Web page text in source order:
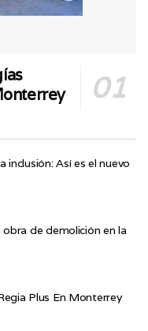
inclusión: Así es el nuevo
de demolición en la
Plus En Monterrey